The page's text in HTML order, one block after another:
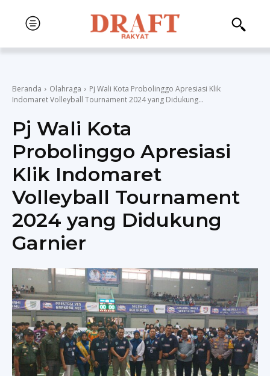
Beranda Olahraga
Pj Wali Kota Probolinggo Apresiasi Klik
Indomaret Volleyball Tournament 2024 yang Didukung...
Pj Wali Kota
Probolinggo Apresiasi
Klik Indomaret
Volleyball Tournament
2024 yang Didukung
Garnier